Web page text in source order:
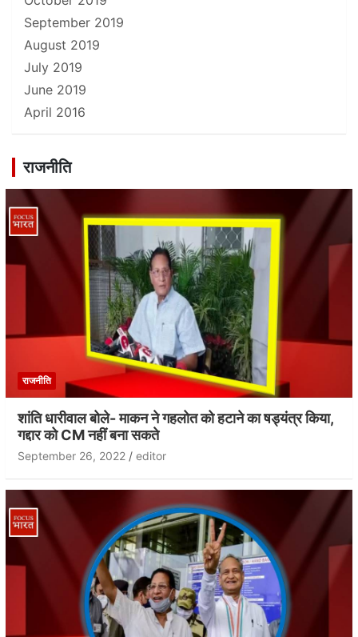
September 2019
August 2019
July 2019
June 2019
April 2016
राजनीति
राजनीति
शांति धारीवाल बोले- माकन ने गहलोत को हटाने का षड्यंत्र किया,
गद्दार को CM नहीं बना सकते
September 26, 2022 editor